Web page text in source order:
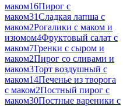
маком16Пирог с
маком31Сладкая лапша с
маком2Рогалики с маком и
изюмом4Фруктовый салат с
маком7Гренки с сыром и
маком2Пирог со сливами и
маком3Торт воздушный с
маком14Печенье из творога
с маком2Постный пирог с
маком30Постные вареники с